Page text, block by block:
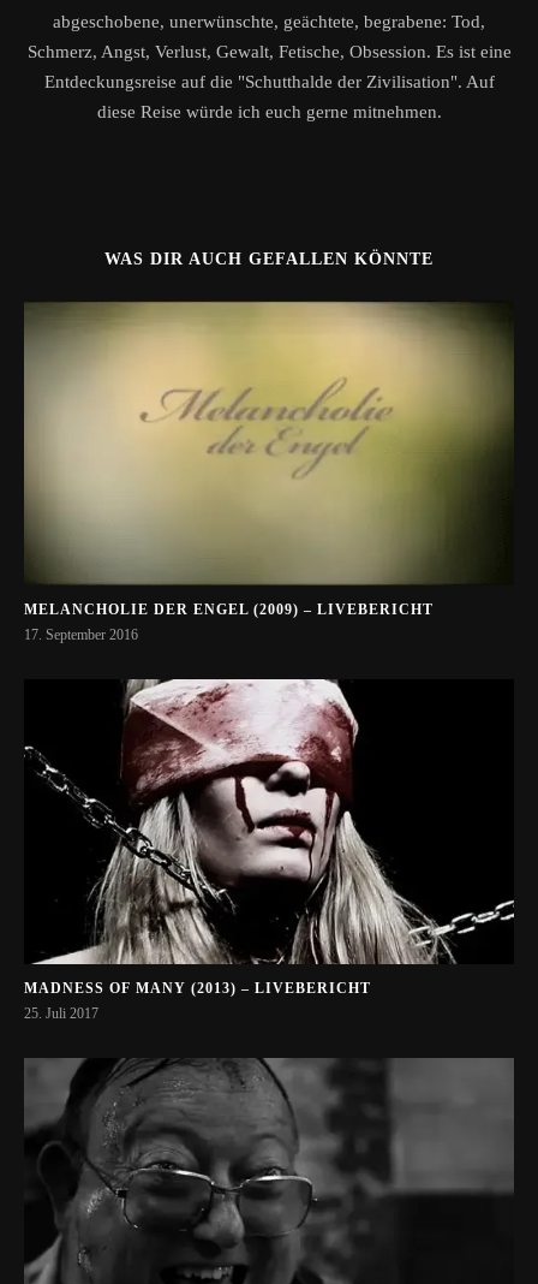
abgeschobene, unerwünschte, geächtete, begrabene: Tod,
Schmerz, Angst, Verlust, Gewalt, Fetische, Obsession. Es ist eine
Entdeckungsreise auf die "Schutthalde der Zivilisation". Auf
diese Reise würde ich euch gerne mitnehmen.
WAS DIR AUCH GEFALLEN KÖNNTE
MELANCHOLIE DER ENGEL (2009) – LIVEBERICHT
17. September 2016
MADNESS OF MANY (2013) – LIVEBERICHT
25. Juli 2017